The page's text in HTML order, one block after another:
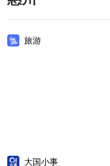
旅游
大国小事